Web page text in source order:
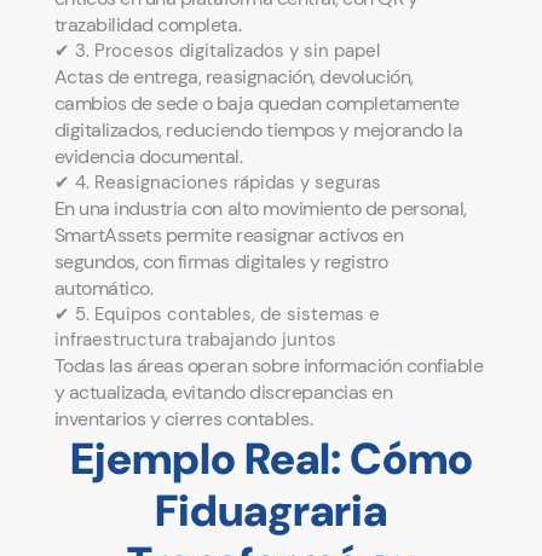
trazabilidad completa.
✔ 3. Procesos digitalizados y sin papel
Actas de entrega, reasignación, devolución,
cambios de sede o baja quedan completamente
digitalizados, reduciendo tiempos y mejorando la
evidencia documental.
✔ 4. Reasignaciones rápidas y seguras
En una industria con alto movimiento de personal,
SmartAssets permite reasignar activos en
segundos, con firmas digitales y registro
automático.
✔ 5. Equipos contables, de sistemas e
infraestructura trabajando juntos
Todas las áreas operan sobre información confiable
y actualizada, evitando discrepancias en
inventarios y cierres contables.
Ejemplo Real: Cómo
Fiduagraria